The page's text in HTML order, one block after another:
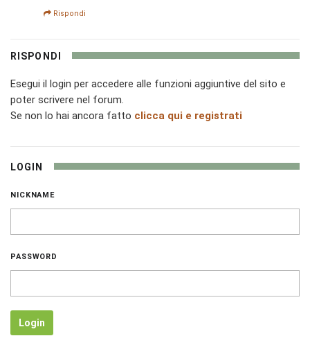
Rispondi
RISPONDI
Esegui il login per accedere alle funzioni aggiuntive del sito e
poter scrivere nel forum.
Se non lo hai ancora fatto clicca qui e registrati
LOGIN
NICKNAME
PASSWORD
Login